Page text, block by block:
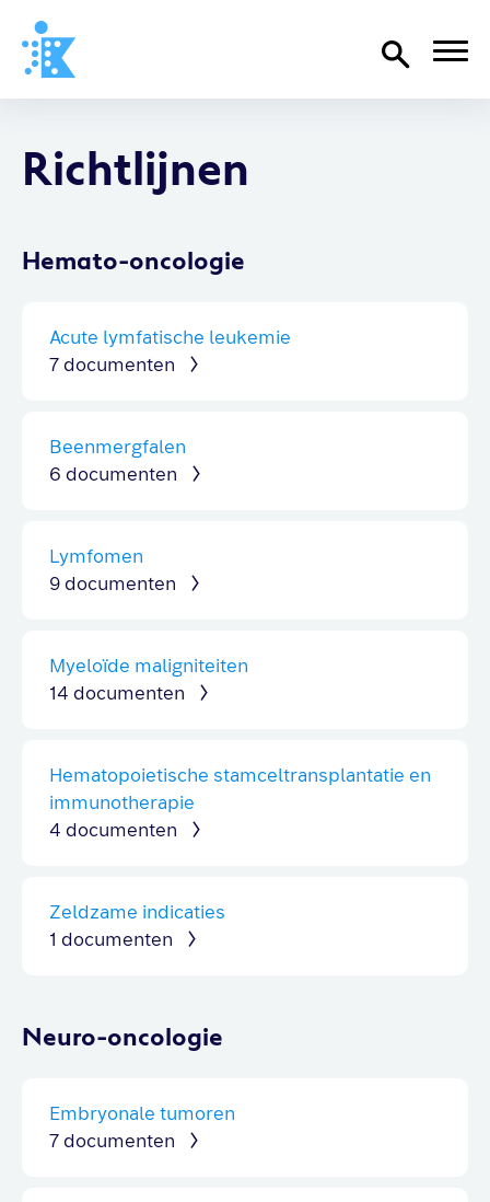
Richtlijnen
Hemato-oncologie
Acute lymfatische leukemie
7 documenten
Beenmergfalen
6 documenten
Lymfomen
9 documenten
Myeloïde maligniteiten
14 documenten
Hematopoietische stamceltransplantatie en
immunotherapie
4 documenten
Zeldzame indicaties
1 documenten
Neuro-oncologie
Embryonale tumoren
7 documenten
Wat we doen
Documenten
SKION-dagen
Contact